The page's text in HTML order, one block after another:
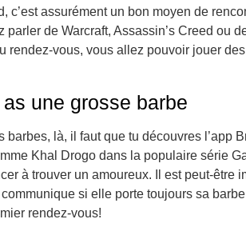
c’est assurément un bon moyen de
de Warcraft, Assassin’s Creed ou
rendez-vous, vous allez pouvoir jouer
une grosse barbe
là, il faut que tu découvres l’app
Khal Drogo dans la populaire série
à trouver un amoureux. Il est peut-être
si elle porte toujours sa
rendez-vous!